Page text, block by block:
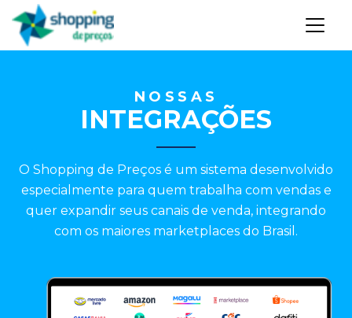
NOSSAS
INTEGRAÇÕES
O Shopping de Preços é um sistema desenvolvido
especialmente para quem trabalha com vendas e
quer expandir seus canais de venda, integrando
com os maiores marketplaces do Brasil.